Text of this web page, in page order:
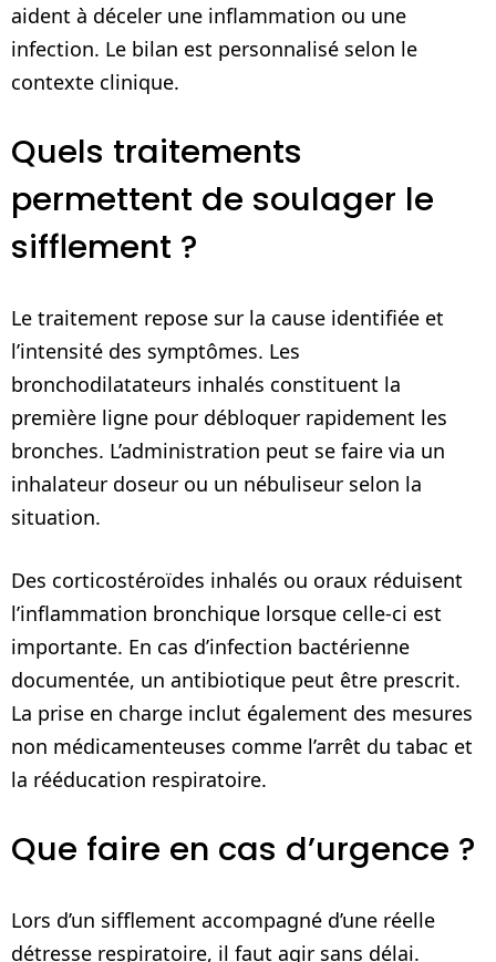
aident à déceler une inflammation ou une
infection. Le bilan est personnalisé selon le
contexte clinique.
Quels traitements
permettent de soulager le
sifflement ?
Le traitement repose sur la cause identifiée et
l’intensité des symptômes. Les
bronchodilatateurs inhalés constituent la
première ligne pour débloquer rapidement les
bronches. L’administration peut se faire via un
inhalateur doseur ou un nébuliseur selon la
situation.
Des corticostéroïdes inhalés ou oraux réduisent
l’inflammation bronchique lorsque celle-ci est
importante. En cas d’infection bactérienne
documentée, un antibiotique peut être prescrit.
La prise en charge inclut également des mesures
non médicamenteuses comme l’arrêt du tabac et
la rééducation respiratoire.
Que faire en cas d’urgence ?
Lors d’un sifflement accompagné d’une réelle
détresse respiratoire, il faut agir sans délai.